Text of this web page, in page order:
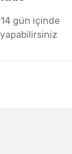
gün içinde